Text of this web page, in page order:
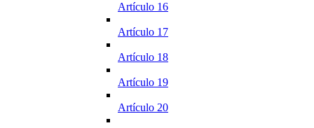
Artículo 16
Artículo 17
Artículo 18
Artículo 19
Artículo 20